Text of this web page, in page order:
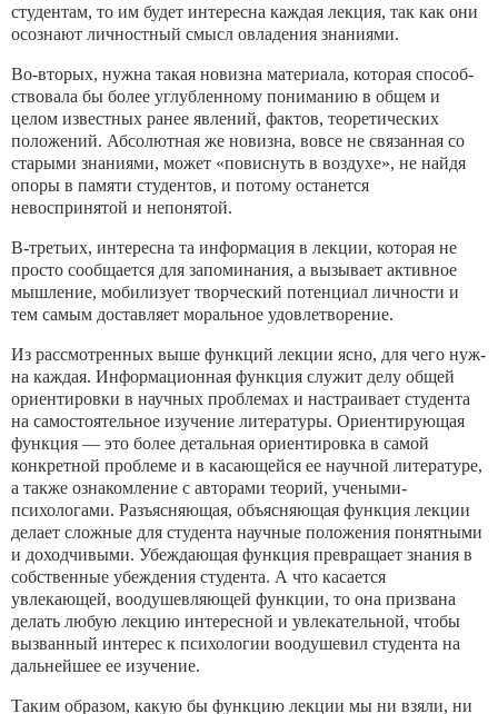
студентам, то им будет интересна каждая лекция, так как они
осознают личностный смысл овладения знаниями.
Во-вторых, нужна такая новизна материала, которая способ­
ствовала бы более углубленному пониманию в общем и
целом из­вестных ранее явлений, фактов, теоретических
положений. Аб­солютная же новизна, вовсе не связанная со
старыми знаниями, может «повиснуть в воздухе», не найдя
опоры в памяти студен­тов, и потому останется
невоспринятой и непонятой.
В-третьих, интересна та информация в лекции, которая не
просто сообщается для запоминания, а вызывает активное
мыш­ление, мобилизует творческий потенциал личности и
тем самым доставляет моральное удовлетворение.
Из рассмотренных выше функций лекции ясно, для чего нуж­
на каждая. Информационная функция служит делу общей
ори­ентировки в научных проблемах и настраивает студента
на са­мостоятельное изучение литературы. Ориентирующая
функ­ция — это более детальная ориентировка в самой
конкретной проблеме и в касающейся ее научной литературе,
а также озна­комление с авторами теорий, учеными-
психологами. Разъяс­няющая, объясняющая функция лекции
делает сложные для студента научные положения понятными
и доходчивыми. Убеж­дающая функция превращает знания в
собственные убеждения студента. А что касается
увлекающей, воодушевляющей функ­ции, то она призвана
делать любую лекцию интересной и увле­кательной, чтобы
вызванный интерес к психологии воодушевил студента на
дальнейшее ее изучение.
Таким образом, какую бы функцию лекции мы ни взяли, ни